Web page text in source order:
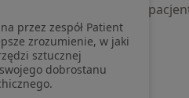
Blog dla
przez zespół Patient
zrozumienie, w jaki
sztucznej
dobrostanu